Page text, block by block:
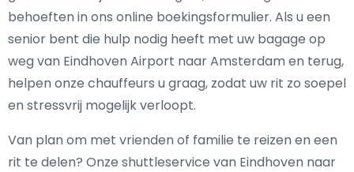
behoeften in ons online boekingsformulier. Als u een
senior bent die hulp nodig heeft met uw bagage op
weg van Eindhoven Airport naar Amsterdam en terug,
helpen onze chauffeurs u graag, zodat uw rit zo soepel
en stressvrij mogelijk verloopt.
Van plan om met vrienden of familie te reizen en een
rit te delen? Onze shuttleservice van Eindhoven naar